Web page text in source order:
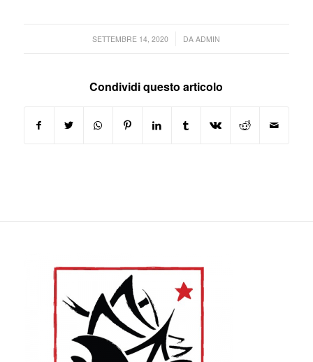
SETTEMBRE 14, 2020
/ DAADMIN
Condividi questo articolo